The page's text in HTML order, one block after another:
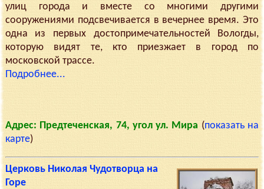
улиц города и вместе со многими другими
сооружениями подсвечивается в вечернее время. Это
одна из первых достопримечательностей Вологды,
которую видят те, кто приезжает в город по
московской трассе.
Подробнее...
Адрес: Предтеченская, 74, угол ул. Мира (показать на
карте)
Церковь Николая Чудотворца на
Горе